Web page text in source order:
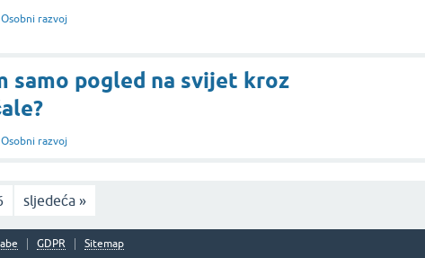
Osobni razvoj
samo pogled na svijet kroz
Osobni razvoj
sljedeća »
GDPR Sitemap